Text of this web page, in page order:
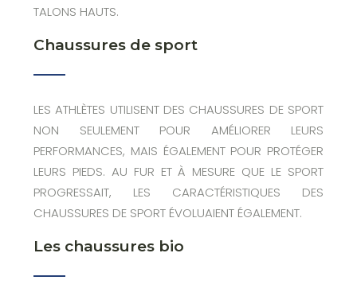
TALONS HAUTS.
Chaussures de sport
LES ATHLÈTES UTILISENT DES CHAUSSURES DE SPORT
NON SEULEMENT POUR AMÉLIORER LEURS
PERFORMANCES, MAIS ÉGALEMENT POUR PROTÉGER
LEURS PIEDS. AU FUR ET À MESURE QUE LE SPORT
PROGRESSAIT, LES CARACTÉRISTIQUES DES
CHAUSSURES DE SPORT ÉVOLUAIENT ÉGALEMENT.
Les chaussures bio